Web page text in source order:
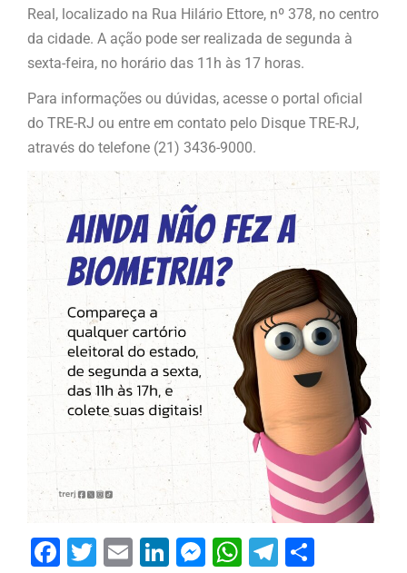
Real, localizado na Rua Hilário Ettore, nº 378, no centro
da cidade. A ação pode ser realizada de segunda à
sexta-feira, no horário das 11h às 17 horas.
Para informações ou dúvidas, acesse o portal oficial
do TRE-RJ ou entre em contato pelo Disque TRE-RJ,
através do telefone (21) 3436-9000.
Facebook
Twitter
EmailLinkedIn
Messenger
WhatsApp
Telegram